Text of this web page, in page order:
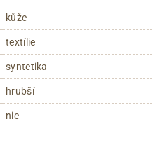
kůže
textílie
syntetika
hrubší
nie